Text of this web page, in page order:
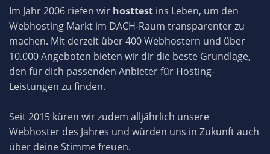
Im Jahr 2006 riefen wir hosttest ins Leben, um den
Webhosting Markt im DACH-Raum transparenter zu
machen. Mit derzeit über 400 Webhostern und über
10.000 Angeboten bieten wir dir die beste Grundlage,
den für dich passenden Anbieter für Hosting-
Leistungen zu finden.
Seit 2015 küren wir zudem alljährlich unsere
Webhoster des Jahres und würden uns in Zukunft auch
über deine Stimme freuen.